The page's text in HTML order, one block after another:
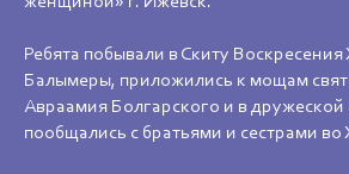
Ребята побывали в Скиту Воскресения
Балымеры, приложились к мощам
Авраамия Болгарского и в дружеской
пообщались с братьями и сестрами во